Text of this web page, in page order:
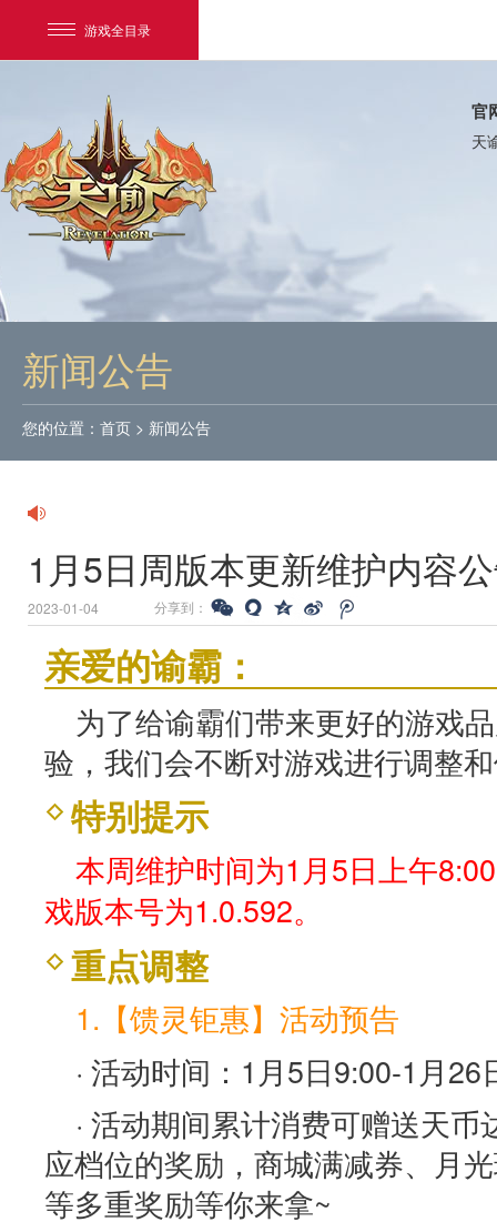
游戏全目录
网易游戏
我的足迹：
官
天
新闻公告
您的位置： 首页 > 新闻公告
1月5日周版本更新维护内容
2023-01-04 分享到：
亲爱的谕霸：
为了给谕霸们带来更好的游戏
验，我们会不断对游戏进行调整
特别提示
本周维护时间为1月5日上午
戏版本号为1.0.592。
重点调整
1.【馈灵钜惠】活动预告
· 活动时间：1月5日9:00-1月26
· 活动期间累计消费可赠送天
应档位的奖励，商城满减券、月
等多重奖励等你来拿~